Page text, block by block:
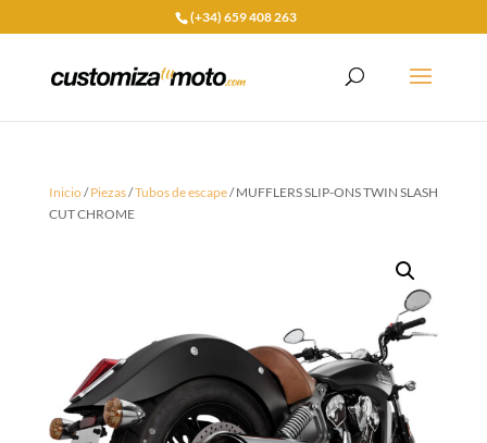
(+34) 659 408 263
Inicio/Piezas/Tubos de escape/ MUFFLERS SLIP-ONS TWIN SLASH
CUT CHROME